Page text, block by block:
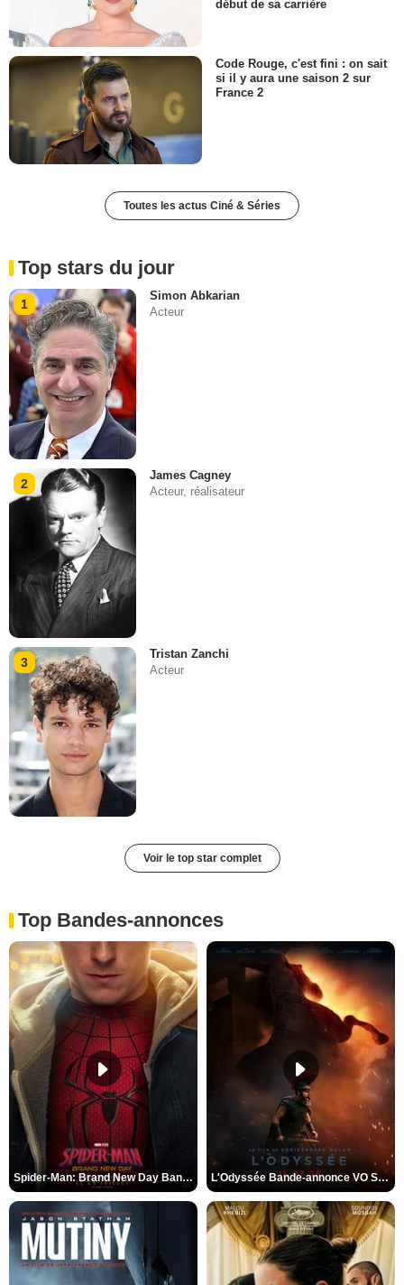
début de sa carrière
Code Rouge, c'est fini : on sait
si il y aura une saison 2 sur
France 2
Toutes les actus Ciné & Séries
Top stars du jour
1
Simon Abkarian
Acteur
2
James Cagney
Acteur, réalisateur
3
Tristan Zanchi
Acteur
Voir le top star complet
Top Bandes-annonces
Spider-Man: Brand New Day Bande-annonce VO STFR L'Odyssée Bande-annonce VO STFR